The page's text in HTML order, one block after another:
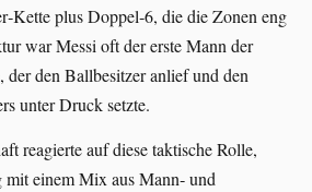
plus Doppel‑6, die die Zonen eng
war Messi oft der erste Mann der
der den Ballbesitzer anlief und den
unter Druck setzte.
reagierte auf diese taktische Rolle,
einem Mix aus Mann‑ und